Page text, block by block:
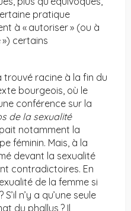
pratique
à « autoriser » (ou à
») certains
trouvé racine à la fin du
bourgeois, où le
conférence sur la
de la sexualité
notamment la
féminin. Mais, à la
devant la sexualité
contradictoires. En
de la femme si
n’y a qu’une seule
du phallus ? Il